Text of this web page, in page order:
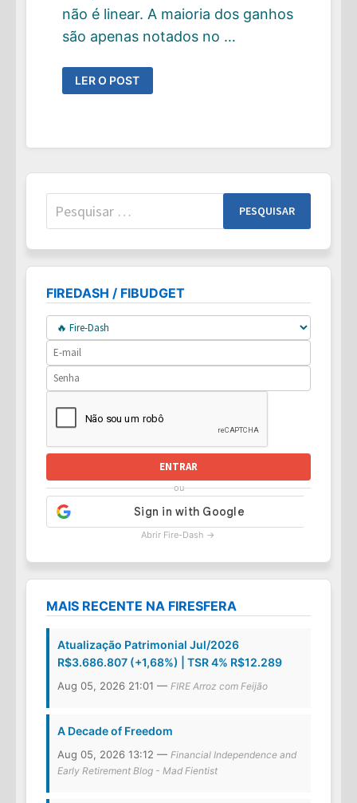
não é linear. A maioria dos ganhos
são apenas notados no …
OS
MARCOS
NA
COMO
A
FINANCEIRA
LER O POST
Pesquisar
por:
FIREDASH / FIBUDGET
ENTRAR
ou
Abrir Fire-Dash →
MAIS RECENTE NA FIRESFERA
Atualização Patrimonial Jul/2026
R$3.686.807 (+1,68%) | TSR 4% R$12.289
Aug 05, 2026 21:01 — FIRE Arroz com Feijão
A Decade of Freedom
Aug 05, 2026 13:12 — Financial Independence and
Early Retirement Blog - Mad Fientist